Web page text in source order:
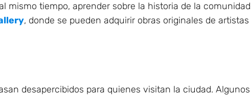
mismo tiempo, aprender sobre la historia de la
, donde se pueden adquirir obras originales de artistas
desapercibidos para quienes visitan la ciudad. Algunos